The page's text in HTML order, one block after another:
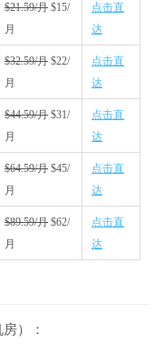
$21.59/月 $15/
月
点击直
达
$32.59/月 $22/
月
点击直
达
$44.59/月 $31/
月
点击直
达
$64.59/月 $45/
月
点击直
达
$89.59/月 $62/
月
点击直
达
）：